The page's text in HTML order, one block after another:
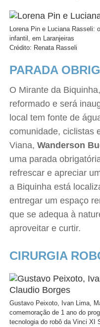
Lorena Pin e Luciana Rasseli:
infantil, em Laranjeiras
Crédito: Renata Rasseli
PARADA
O Mirante da
reformado e será
local tem fonte de
comunidade, ciclistas
Viana,Wanderson
uma parada
refrescar e apreciar
a Biquinha está
entregar um espaço
que se adequa à
aproveitar e curtir.
CIRURGIA
Gustavo Peixoto, Ivan Lima,
comemoração de 1 ano do
tecnologia do robô da Vinci XI